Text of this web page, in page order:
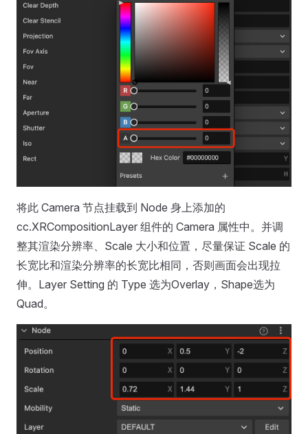
将此 Camera 节点挂载到 Node 身上添加的
cc.XRCompositionLayer 组件的 Camera 属性中。并调
整其渲染分辨率、Scale 大小和位置，尽量保证 Scale 的
长宽比和渲染分辨率的长宽比相同，否则画面会出现拉
伸。Layer Setting 的 Type 选为Overlay，Shape选为
Quad。